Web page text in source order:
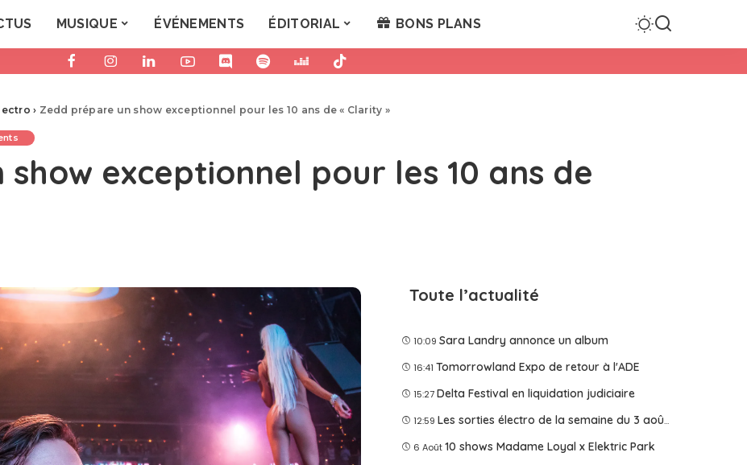
MUSIQUE ÉVÉNEMENTS ÉDITORIAL BONS PLANS
› Zedd prépare un show exceptionnel pour les 10 ans de « Clarity »
exceptionnel pour les 10 ans de
Toute l’actualité
10:09 Sara Landry annonce un album
16:41 Tomorrowland Expo de retour à l'ADE
15:27 Delta Festival en liquidation judiciaire
12:59 Les sorties électro de la semaine du 3 août 2026
6 Août 10 shows Madame Loyal x Elektric Park